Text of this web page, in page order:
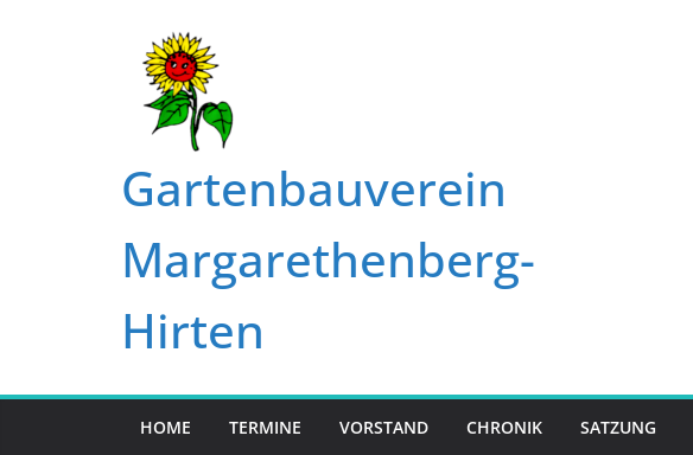
Gartenbauverein
Margarethenberg-
Hirten
HOME TERMINE VORSTAND CHRONIK SATZUNG